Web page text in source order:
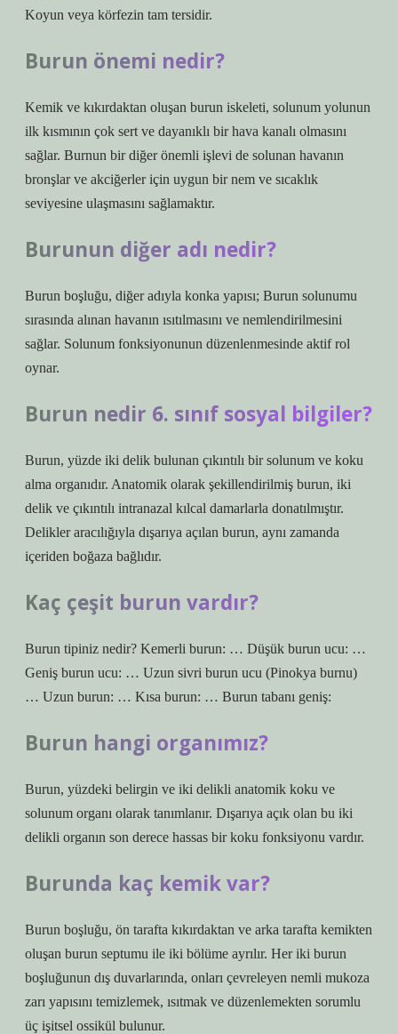
Koyun veya körfezin tam tersidir.
Burun önemi nedir?
Kemik ve kıkırdaktan oluşan burun iskeleti, solunum yolunun
ilk kısmının çok sert ve dayanıklı bir hava kanalı olmasını
sağlar. Burnun bir diğer önemli işlevi de solunan havanın
bronşlar ve akciğerler için uygun bir nem ve sıcaklık
seviyesine ulaşmasını sağlamaktır.
Burunun diğer adı nedir?
Burun boşluğu, diğer adıyla konka yapısı; Burun solunumu
sırasında alınan havanın ısıtılmasını ve nemlendirilmesini
sağlar. Solunum fonksiyonunun düzenlenmesinde aktif rol
oynar.
Burun nedir 6. sınıf sosyal bilgiler?
Burun, yüzde iki delik bulunan çıkıntılı bir solunum ve koku
alma organıdır. Anatomik olarak şekillendirilmiş burun, iki
delik ve çıkıntılı intranazal kılcal damarlarla donatılmıştır.
Delikler aracılığıyla dışarıya açılan burun, aynı zamanda
içeriden boğaza bağlıdır.
Kaç çeşit burun vardır?
Burun tipiniz nedir? Kemerli burun: … Düşük burun ucu: …
Geniş burun ucu: … Uzun sivri burun ucu (Pinokya burnu)
… Uzun burun: … Kısa burun: … Burun tabanı geniş:
Burun hangi organımız?
Burun, yüzdeki belirgin ve iki delikli anatomik koku ve
solunum organı olarak tanımlanır. Dışarıya açık olan bu iki
delikli organın son derece hassas bir koku fonksiyonu vardır.
Burunda kaç kemik var?
Burun boşluğu, ön tarafta kıkırdaktan ve arka tarafta kemikten
oluşan burun septumu ile iki bölüme ayrılır. Her iki burun
boşluğunun dış duvarlarında, onları çevreleyen nemli mukoza
zarı yapısını temizlemek, ısıtmak ve düzenlemekten sorumlu
üç işitsel ossikül bulunur.